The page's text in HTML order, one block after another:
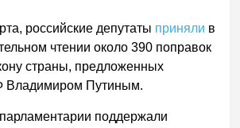
российские депутаты приняли в
чтении около 390 поправок
страны, предложенных
Владимиром Путиным.
поддержали